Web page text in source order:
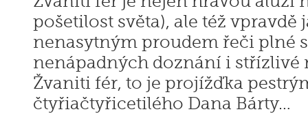
pošetilost světa), ale též vpravdě
nenasytným proudem řeči plné
nenápadných doznání i střízlivé
Žvaniti fér, to je projížďka
čtyřiačtyřicetilého Dana Bárty…